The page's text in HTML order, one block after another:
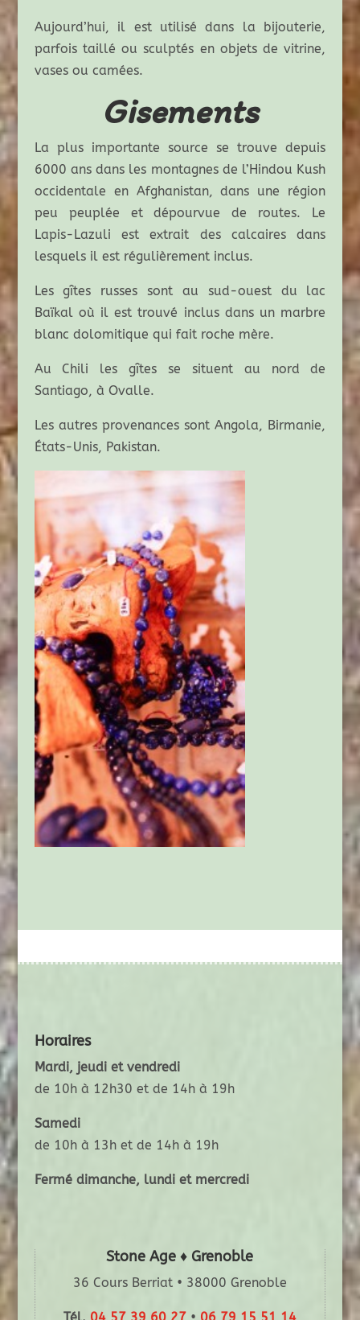
Aujourd’hui, il est utilisé dans la bijouterie,
parfois taillé ou sculptés en objets de vitrine,
vases ou camées.
Gisements
La plus importante source se trouve depuis
6000 ans dans les montagnes de l’Hindou Kush
occidentale en Afghanistan, dans une région
peu peuplée et dépourvue de routes. Le
Lapis-Lazuli est extrait des calcaires dans
lesquels il est régulièrement inclus.
Les gîtes russes sont au sud-ouest du lac
Baïkal où il est trouvé inclus dans un marbre
blanc dolomitique qui fait roche mère.
Au Chili les gîtes se situent au nord de
Santiago, à Ovalle.
Les autres provenances sont Angola, Birmanie,
États-Unis, Pakistan.
Horaires
Mardi, jeudi et vendredi
de 10h à 12h30 et de 14h à 19h
Samedi
de 10h à 13h et de 14h à 19h
Fermé dimanche, lundi et mercredi
Stone Age ♦ Grenoble
36 Cours Berriat • 38000 Grenoble